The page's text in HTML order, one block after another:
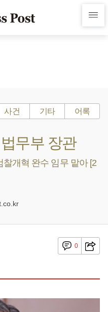
사건 기타 어록
무부 장관
개혁 완수 임무 맡아 [2
0